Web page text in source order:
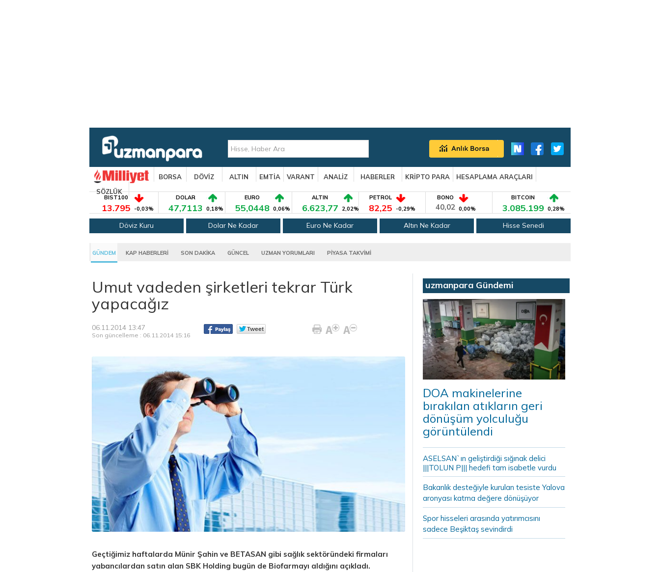
BORSA DÖVİZ ALTIN EMTİA VARANT ANALİZ HABERLER KRİPTO PARA
HESAPLAMA ARAÇLARI
SÖZLÜK
BIST100
13.795 -0,03%
DOLAR
47,7113 0,18%
EURO
55,0448 0,06%
ALTIN
6.623,77 2,02%
PETROL
82,25 -0,29%
BONO
40,02 0,00%
BITCOIN
3.085.199 0,28%
Döviz Kuru Dolar Ne Kadar Euro Ne Kadar Altın Ne Kadar Hisse Senedi
GÜNDEM KAP HABERLERİ SON DAKİKA GÜNCEL UZMAN YORUMLARI PİYASA TAKVİMİ
Umut vadeden şirketleri tekrar Türk
yapacağız
06.11.2014 13:47
Son güncelleme : 06.11.2014 15:16
Geçtiğimiz haftalarda Münir Şahin ve BETASAN gibi sağlık sektöründeki firmaları
yabancılardan satın alan SBK Holding bugün de Biofarmayı aldığını açıkladı.
uzmanpara Gündemi
DOA makinelerine
bırakılan atıkların geri
dönüşüm yolculuğu
görüntülendi
ASELSAN`ın geliştirdiği sığınak delici
|||TOLUN P||| hedefi tam isabetle vurdu
Bakanlık desteğiyle kurulan tesiste Yalova
aronyası katma değere dönüşüyor
Spor hisseleri arasında yatırımcısını
sadece Beşiktaş sevindirdi